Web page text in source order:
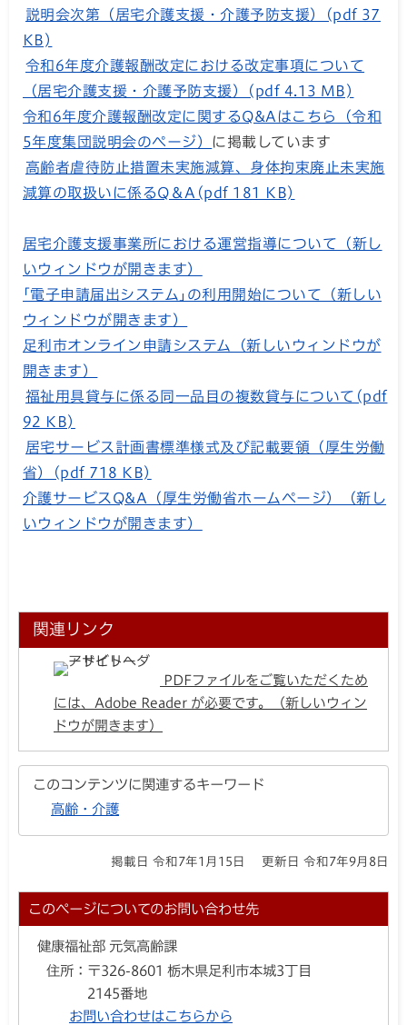
説明会次第（居宅介護支援・介護予防支援）(pdf 37
KB)
令和6年度介護報酬改定における改定事項について
（居宅介護支援・介護予防支援）(pdf 4.13 MB)
令和6年度介護報酬改定に関するQ&Aはこちら（令和
5年度集団説明会のページ） に掲載しています
高齢者虐待防止措置未実施減算、身体拘束廃止未実施
減算の取扱いに係るQ＆A(pdf 181 KB)
居宅介護支援事業所における運営指導について（新し
いウィンドウが開きます）
｢電子申請届出システム｣の利用開始について（新しい
ウィンドウが開きます）
足利市オンライン申請システム（新しいウィンドウが
開きます）
福祉用具貸与に係る同一品目の複数貸与について(pdf
92 KB)
居宅サービス計画書標準様式及び記載要領（厚生労働
省）(pdf 718 KB)
介護サービスQ&A（厚生労働省ホームページ）（新し
いウィンドウが開きます）
関連リンク
PDFファイルをご覧いただくため
には、Adobe Reader が必要です。（新しいウィン
ドウが開きます）
このコンテンツに関連するキーワード
高齢・介護
掲載日 令和7年1月15日 更新日 令和7年9月8日
このページについてのお問い合わせ先
健康福祉部 元気高齢課
住所： 〒326-8601 栃木県足利市本城3丁目
2145番地
お問い合わせはこちらから